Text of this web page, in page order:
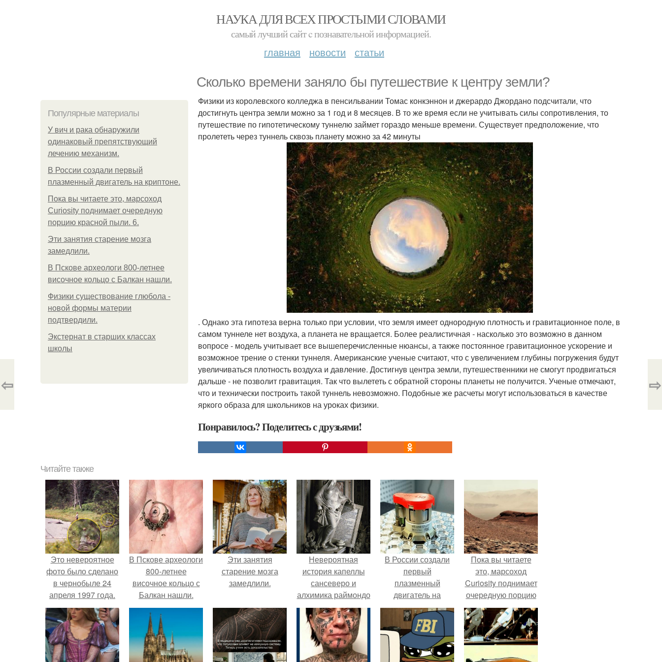
НАУКА ДЛЯ ВСЕХ ПРОСТЫМИ СЛОВАМИ
самый лучший сайт c познавательной информацией.
главная новости статьи
Сколько времени заняло бы путешествие к центру земли?
Популярные материалы
У вич и рака обнаружили
одинаковый препятствующий
лечению механизм.
В России создали первый
плазменный двигатель на криптоне.
Пока вы читаете это, марсоход
Curiosity поднимает очередную
порцию красной пыли. 6.
Эти занятия старение мозга
замедлили.
В Пскове археологи 800-летнее
височное кольцо с Балкан нашли.
Физики существование глюбола -
новой формы материи
подтвердили.
Экстернат в старших классах
школы
Физики из королевского колледжа в пенсильвании Томас конкэннон и джерардо Джордано подсчитали, что
достигнуть центра земли можно за 1 год и 8 месяцев. В то же время если не учитывать силы сопротивления, то
путешествие по гипотетическому туннелю займет гораздо меньше времени. Существует предположение, что
пролететь через туннель сквозь планету можно за 42 минуты
. Однако эта гипотеза верна только при условии, что земля имеет однородную плотность и гравитационное поле, в
самом туннеле нет воздуха, а планета не вращается. Более реалистичная - насколько это возможно в данном
вопросе - модель учитывает все вышеперечисленные нюансы, а также постоянное гравитационное ускорение и
возможное трение о стенки туннеля. Американские ученые считают, что с увеличением глубины погружения будут
увеличиваться плотность воздуха и давление. Достигнув центра земли, путешественники не смогут продвигаться
дальше - не позволит гравитация. Так что вылететь с обратной стороны планеты не получится. Ученые отмечают,
что и технически построить такой туннель невозможно. Подобные же расчеты могут использоваться в качестве
яркого образа для школьников на уроках физики.
Понравилось? Поделитесь с друзьями!
⇦ ⇨
Читайте также
Это невероятное
фото было сделано
в чернобыле 24
апреля 1997 года.
В Пскове археологи
800-летнее
височное кольцо с
Балкан нашли.
Эти занятия
старение мозга
замедлили.
Невероятная
история капеллы
сансеверо и
алхимика раймондо
ди сангро.
В России создали
первый
плазменный
двигатель на
криптоне.
Пока вы читаете
это, марсоход
Curiosity поднимает
очередную порцию
красной пыли. 6.